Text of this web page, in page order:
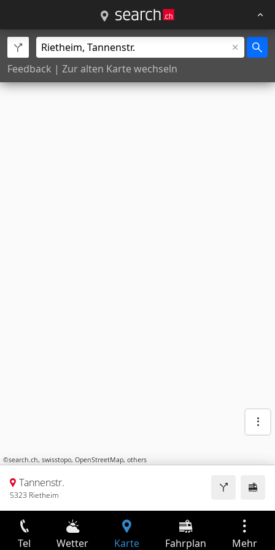
Feedback | Zur alten Karte wechseln
©search.ch, swisstopo, OpenStreetMap, others
Tannenstr.
5323 Rietheim
Tel Wetter Karte Fahrplan Mehr